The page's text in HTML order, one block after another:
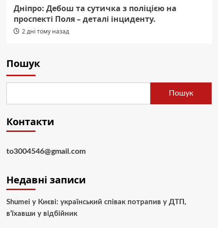
Дніпро: Дебош та сутичка з поліцією на
проспекті Поля – деталі інциденту.
2 дні тому назад
Пошук
Пошук
Контакти
to3004546@gmail.com
Недавні записи
Shumei у Києві: український співак потрапив у ДТП,
в’їхавши у відбійник